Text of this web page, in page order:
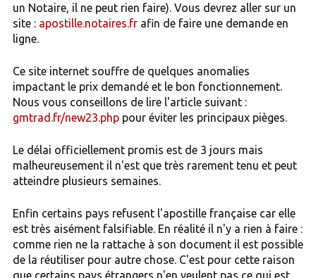
un Notaire, il ne peut rien faire). Vous devrez aller sur un
site : apostille.notaires.frafin de faire une demande en
ligne.
Ce site internet souffre de quelques anomalies
impactant le prix demandé et le bon fonctionnement.
Nous vous conseillons de lire l'article suivant :
gmtrad.fr/new23.phppour éviter les principaux pièges.
Le délai officiellement promis est de 3 jours mais
malheureusement il n'est que très rarement tenu et peut
atteindre plusieurs semaines.
Enfin certains pays refusent l'apostille française car elle
est très aisément falsifiable. En réalité il n'y a rien à faire :
comme rien ne la rattache à son document il est possible
de la réutiliser pour autre chose. C'est pour cette raison
que certains pays étrangers n'en veulent pas ce qui est